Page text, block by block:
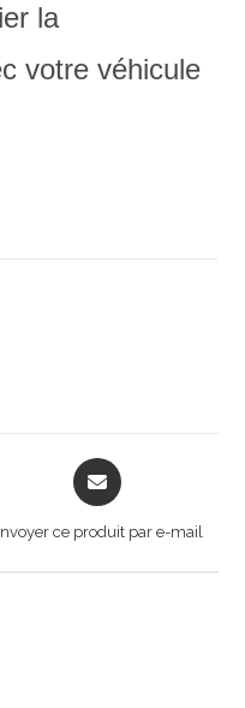
la
votre véhicule
Opens
in
new
ce produit par e-mail